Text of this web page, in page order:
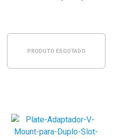
PRODUTO ESGOTADO